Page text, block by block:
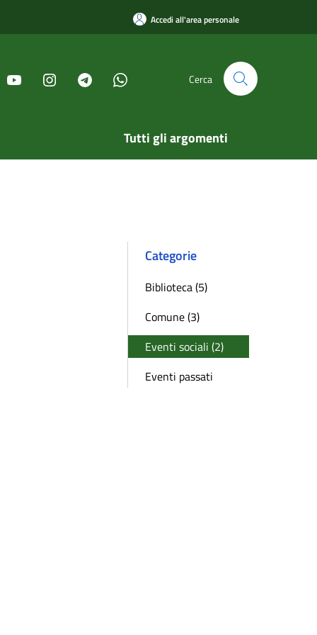
Accedi all'area personale
Cerca
Tutti gli argomenti
Categorie
Biblioteca (5)
Comune (3)
Eventi sociali (2)
Eventi passati